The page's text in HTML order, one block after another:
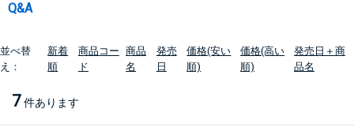
Q&A
並べ替
え：
新着
順
商品コー
ド
商品
名
発売
日
価格(安い
順)
価格(高い
順)
発売日＋商
品名
7 件あります